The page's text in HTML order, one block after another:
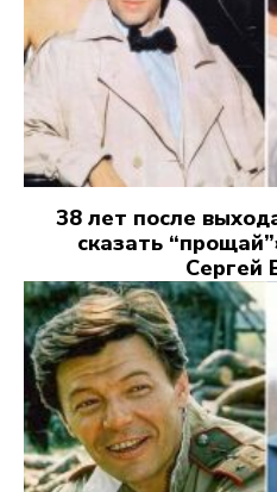
38 лет после
сказать
Сергей